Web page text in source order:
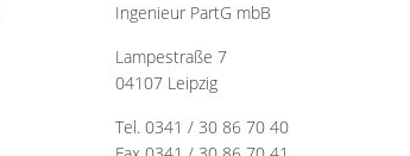
Ingenieur PartG mbB
Lampestraße 7
04107 Leipzig
Tel. 0341 / 30 86 70 40